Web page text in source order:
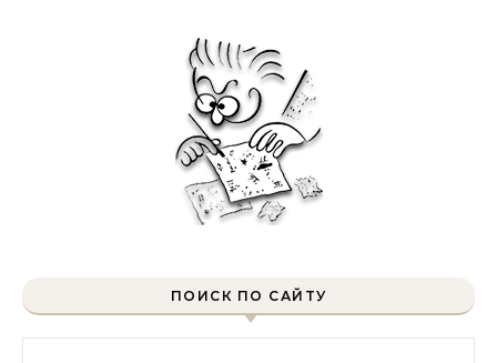
ПОИСК ПО САЙТУ